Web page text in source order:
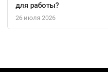
для работы?
26 июля 2026